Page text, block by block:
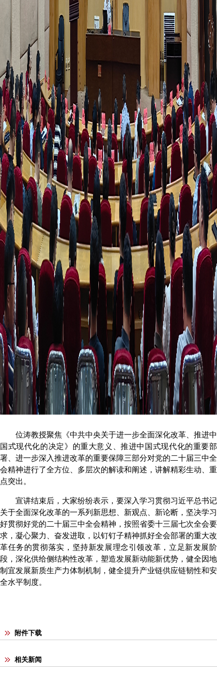
位涛教授聚焦 《中共中央关于进一步全面深化改革、推进中
国式现代化的决定》的重大意义、推进中国式现代化的重要部
署、进一步深入推进改革的重要保障三部分对党的二十届三中全
会精神进行了全方位、多层次的解读和阐述，讲解精彩生动、重
点突出。
宣讲结束后， 大家纷纷表示， 要深入学习贯彻习近平总书记
关于全面深化改革的一系列新思想、新观点、新论断 ，坚决学习
好贯彻好党的二十届三中全会精神 ， 按照省委十三届七次全会要
求，凝心聚力、奋发进取，以钉钉子精神抓好全会部署的重大改
革任务的贯彻落实，坚持新发展理念引领改革，立足新发展阶
段，深化供给侧结构性改革，塑造发展新动能新优势，健全因地
制宜发展新质生产力体制机制，健全提升产业链供应链韧性和安
全水平制度。
附件下载
相关新闻